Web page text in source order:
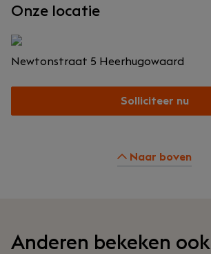
Onze locatie
Newtonstraat 5 Heerhugowaard
Solliciteer nu
Naar boven
Anderen bekeken ook